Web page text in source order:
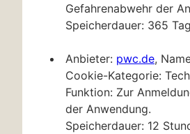
Gefahrenabwehr der
Speicherdauer: 365
Anbieter: pwc.de,
Cookie-Kategorie:
Funktion: Zur
der Anwendung.
Speicherdauer: 12